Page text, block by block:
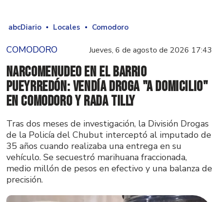
abcDiario Locales Comodoro
COMODORO Jueves, 6 de agosto de 2026 17:43
Narcomenudeo en el Barrio
Pueyrredón: vendía droga "a domicilio"
en Comodoro y Rada Tilly
Tras dos meses de investigación, la División Drogas
de la Policía del Chubut interceptó al imputado de
35 años cuando realizaba una entrega en su
vehículo. Se secuestró marihuana fraccionada,
medio millón de pesos en efectivo y una balanza de
precisión.